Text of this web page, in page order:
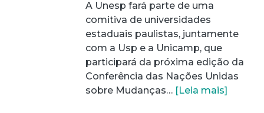
A Unesp fará parte de uma
comitiva de universidades
estaduais paulistas, juntamente
com a Usp e a Unicamp, que
participará da próxima edição da
Conferência das Nações Unidas
sobre Mudanças… [Leia mais]